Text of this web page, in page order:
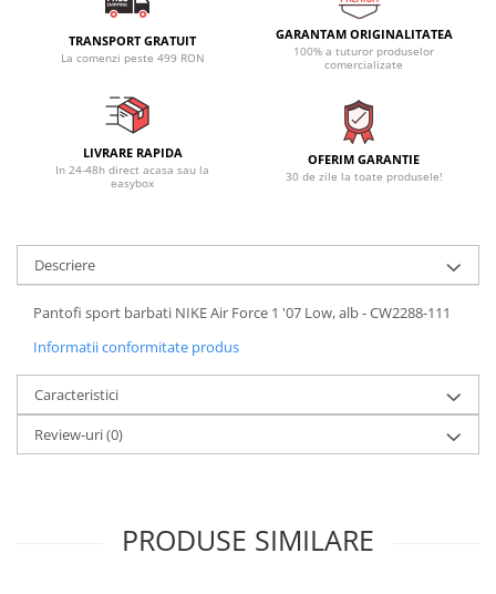
TRANSPORT GRATUIT
La comenzi peste 499 RON
GARANTAM ORIGINALITATEA
100% a tuturor produselor
comercializate
LIVRARE RAPIDA
In 24-48h direct acasa sau la
easybox
OFERIM GARANTIE
30 de zile la toate produsele!
Descriere
Pantofi sport barbati NIKE Air Force 1 '07 Low, alb - CW2288-111
Informatii conformitate produs
Caracteristici
Review-uri(0)
PRODUSE SIMILARE